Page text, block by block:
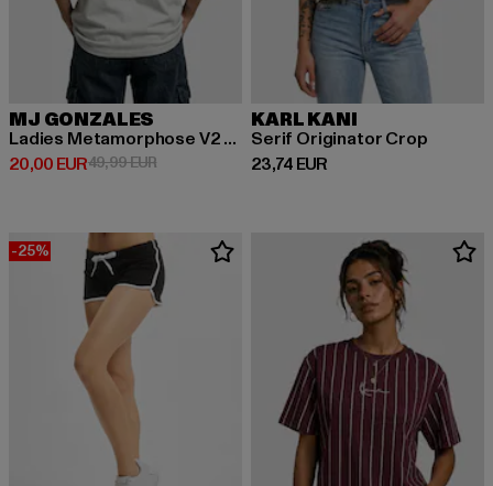
MJ GONZALES
Ladies Metamorphose V2 x Heavy Oversized
20,00 EUR
Derzeitiger Preis: 20,00 EUR
49,99 EURAktionspreis: 49,99 EUR
KARL KANI
Serif Originator Crop
23,74 EUR
Derzeitiger Preis: 23,74 EUR
-25%